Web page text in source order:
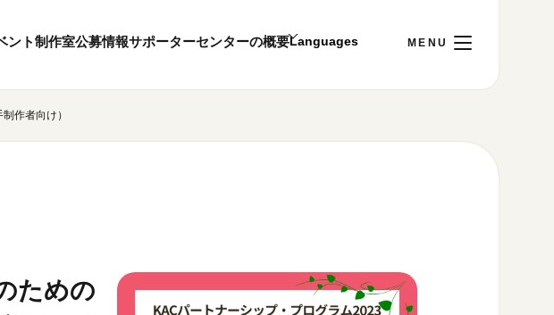
ント制作室公募情報サポーターセンターの概要
ご利用案内
お問い合わせ
閲覧支援
作者向け）
ための